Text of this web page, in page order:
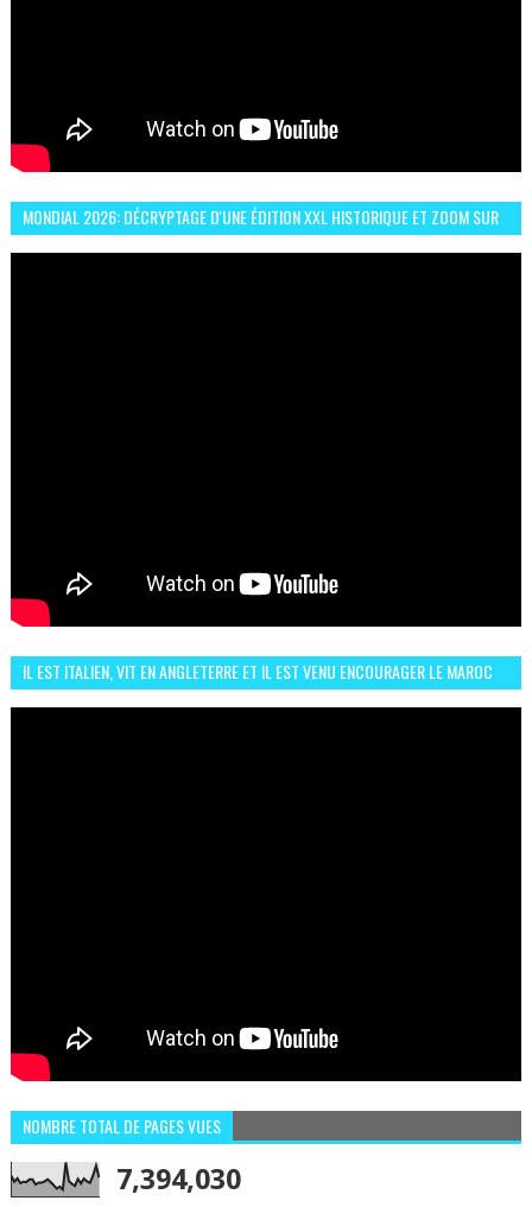
MONDIAL 2026: DÉCRYPTAGE D'UNE ÉDITION XXL HISTORIQUE ET ZOOM SUR
LE CHOC MAROC–BRÉSIL DU 13 JUIN
IL EST ITALIEN, VIT EN ANGLETERRE ET IL EST VENU ENCOURAGER LE MAROC
ET IL EST FAN DE L'AMBIANCE ICI
NOMBRE TOTAL DE PAGES VUES
7,394,030